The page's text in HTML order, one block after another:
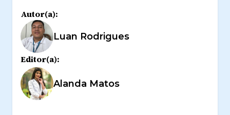
Autor(a):
Luan Rodrigues
Editor(a):
Alanda Matos